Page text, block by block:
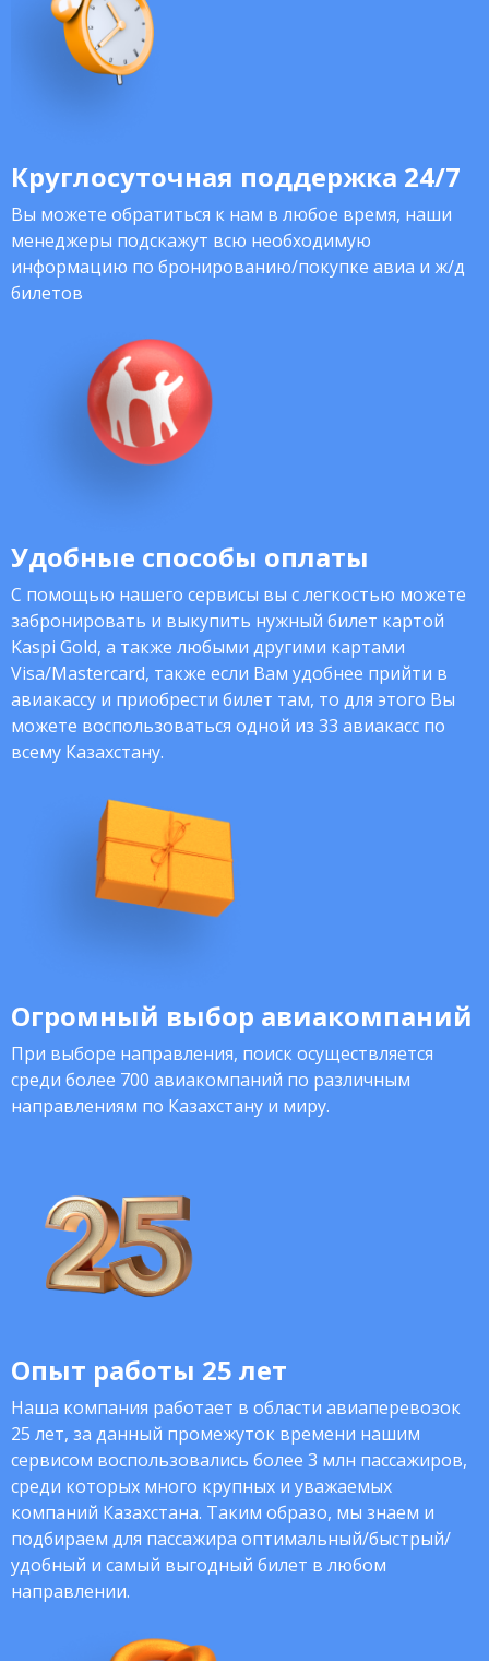
Круглосуточная поддержка 24/7
Вы можете обратиться к нам в любое время, наши
менеджеры подскажут всю необходимую
информацию по бронированию/покупке авиа и ж/д
билетов
Удобные способы оплаты
С помощью нашего сервисы вы с легкостью можете
забронировать и выкупить нужный билет картой
Kaspi Gold, а также любыми другими картами
Visa/Mastercard, также если Вам удобнее прийти в
авиакассу и приобрести билет там, то для этого Вы
можете воспользоваться одной из 33 авиакасс по
всему Казахстану.
Огромный выбор авиакомпаний
При выборе направления, поиск осуществляется
среди более 700 авиакомпаний по различным
направлениям по Казахстану и миру.
Опыт работы 25 лет
Наша компания работает в области авиаперевозок
25 лет, за данный промежуток времени нашим
сервисом воспользовались более 3 млн пассажиров,
среди которых много крупных и уважаемых
компаний Казахстана. Таким образо, мы знаем и
подбираем для пассажира оптимальный/быстрый/
удобный и самый выгодный билет в любом
направлении.